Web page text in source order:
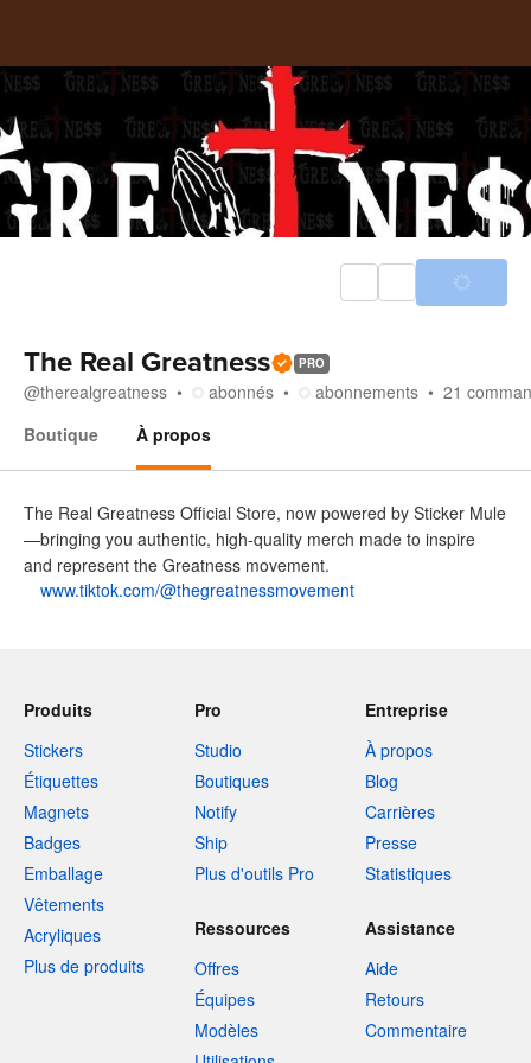
The Real Greatness PRO
@therealgreatness abonnés abonnements 21
Boutique
À propos
The Real Greatness Official Store, now powered by Sticker Mule
—bringing you authentic, high-quality merch made to inspire
and represent the Greatness movement.
www.tiktok.com/@thegreatnessmovement
Produits
Stickers
Étiquettes
Magnets
Badges
Emballage
Vêtements
Acryliques
Plus de produits
Pro
Studio
Boutiques
Notify
Ship
Plus d'outils Pro
Entreprise
À propos
Blog
Carrières
Presse
Statistiques
Ressources
Offres
Équipes
Modèles
Assistance
Aide
Retours
Commentaire